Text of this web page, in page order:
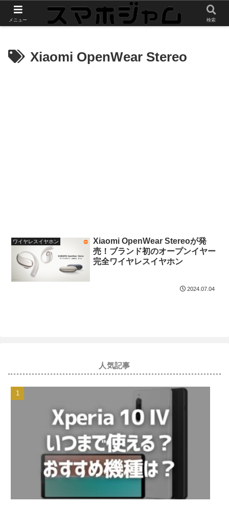
スマホやガジェットのレビューをお届け
Xiaomi OpenWear Stereo
ワイヤレスイヤホン
Xiaomi OpenWear Stereoが発
売！ブランド初のオープンイヤー
完全ワイヤレスイヤホン
2024.07.04
人気記事
メニュー 検索